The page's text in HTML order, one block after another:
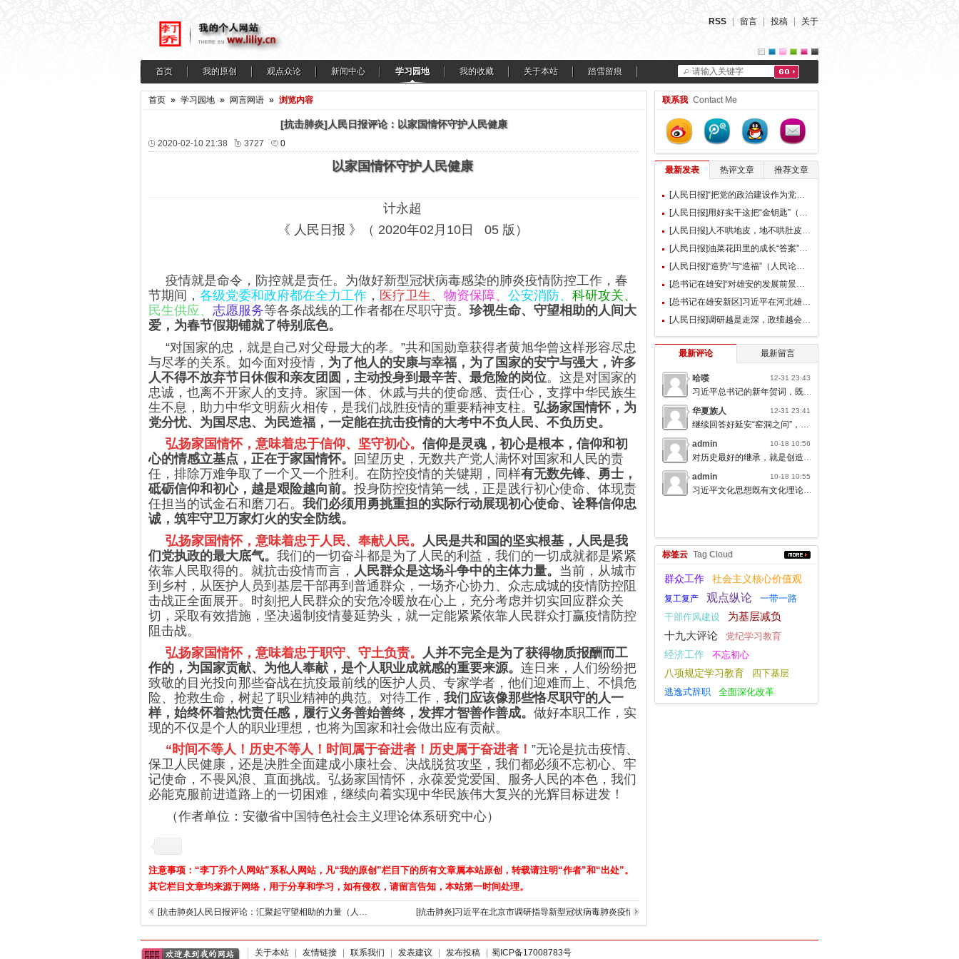
RSS 留言 投稿 关于
请输入关键字
首页 我的原创 观点众论 新闻中心 学习园地 我的收藏 关于本站 踏雪留痕
首页 » 学习园地 » 网言网语 » 浏览内容
[抗击肺炎]人民日报评论：以家国情怀守护人民健康
2020-02-10 21:38 3727 0
以家国情怀守护人民健康
计永超
《 人民日报 》（ 2020年02月10日 05 版）
疫情就是命令，防控就是责任。为做好新型冠状病毒感染的肺炎疫情防控工作，春
节期间， 各级党委和政府都在全力工作 ， 医疗卫生、 物资保障、 公安消防、 科研攻关、
民生供应、 志愿服务等各条战线的工作者都在尽职守责。 珍视生命、守望相助的人间大
爱，为春节假期铺就了特别底色。
“对国家的忠，就是自己对父母最大的孝。”共和国勋章获得者黄旭华曾这样形容尽忠
与尽孝的关系。如今面对疫情， 为了他人的安康与幸福，为了国家的安宁与强大，许多
人不得不放弃节日休假和亲友团圆，主动投身到最辛苦、最危险的岗位。这是对国家的
忠诚，也离不开家人的支持。家国一体、休戚与共的使命感、责任心，支撑中华民族生
生不息，助力中华文明薪火相传，是我们战胜疫情的重要精神支柱。 弘扬家国情怀，为
党分忧、为国尽忠、为民造福，一定能在抗击疫情的大考中不负人民、不负历史。
弘扬家国情怀，意味着忠于信仰、坚守初心。 信仰是灵魂，初心是根本，信仰和初
心的情感立基点，正在于家国情怀。
回望历史，无数共产党人满怀对国家和人民的责
任，排除万难争取了一个又一个胜利。在防控疫情的关键期，同样有无数先锋、勇士，
砥砺信仰和初心，越是艰险越向前。 投身防控疫情第一线，正是践行初心使命、体现责
任担当的试金石和磨刀石。 我们必须用勇挑重担的实际行动展现初心使命、诠释信仰忠
诚，筑牢守卫万家灯火的安全防线。
弘扬家国情怀，意味着忠于人民、奉献人民。
人民是共和国的坚实根基，人民是我
们党执政的最大底气。 我们的一切奋斗都是为了人民的利益，我们的一切成就都是紧紧
依靠人民取得的。就抗击疫情而言， 人民群众是这场斗争中的主体力量。 当前，从城市
到乡村，从医护人员到基层干部再到普通群众，一场齐心协力、众志成城的疫情防控阻
击战正全面展开。时刻把人民群众的安危冷暖放在心上，充分考虑并切实回应群众关
切，采取有效措施，坚决遏制疫情蔓延势头，就一定能紧紧依靠人民群众打赢疫情防控
阻击战。
弘扬家国情怀，意味着忠于职守、守土负责。
人并不完全是为了获得物质报酬而工
作的，为国家贡献、为他人奉献，是个人职业成就感的重要来源。 连日来，人们纷纷把
致敬的目光投向那些奋战在抗疫最前线的医护人员、专家学者，他们迎难而上、不惧危
险、抢救生命，树起了职业精神的典范。对待工作， 我们应该像那些恪尽职守的人一
样，始终怀着热忱责任感，履行义务善始善终，发挥才智善作善成。 做好本职工作，实
现的不仅是个人的职业理想，也将为国家和社会做出应有贡献。
“时间不等人！历史不等人！时间属于奋进者！历史属于奋进者！ ”无论是抗击疫情、
保卫人民健康，还是决胜全面建成小康社会、决战脱贫攻坚，我们都必须不忘初心、牢
记使命，不畏风浪、直面挑战。弘扬家国情怀，永葆爱党爱国、服务人民的本色，我们
必能克服前进道路上的一切困难，继续向着实现中华民族伟大复兴的光辉目标进发！
（作者单位：安徽省中国特色社会主义理论体系研究中心）
注意事项：“李丁乔个人网站”系私人网站，凡“我的原创”栏目下的所有文章属本站原创，转载请注明“作者”和“出处”。
其它栏目文章均来源于网络，用于分享和学习，如有侵权，请留言告知，本站第一时间处理。
[抗击肺炎]人民日报评论：汇聚起守望相助的力量（人民时评） [抗击肺炎]习近平在北京市调研指导新型冠状病毒肺炎疫情防控工作时强调 以更坚定的信心更顽强的意志更果断的措施 坚决打赢疫情防控的人民
联系我 Contact Me
最新发表 热评文章 推荐文章
最新评论 最新留言
哈喽 12-31 23:43
习近平总书记的新年贺词，既充满温度，又饱含深情，太催人奋进了。
华夏族人
12-31 23:41
继续回答好延安“窑洞之问”，书写无愧于人民的时代答卷。
admin
10-18 10:56
对历史最好的继承，就是创造新的历史；对人类文明最大的礼敬，就是创造人类文明新形态。
admin
10-18 10:55
习近平文化思想既有文化理论观点上的创新和突破，又有文化工作布局上的部署要求，标志着我们党对中国特色社会主义文化建设规律的认识达到了新高度，表明我们党的历史自信、文化自信达到了新高度。
标签云 Tag Cloud
群众工作 社会主义核心价值观
复工复产 观点纵论
一带一路
干部作风建设
为基层减负
十九大评论
党纪学习教育
经济工作
不忘初心
八项规定学习教育
四下基层
逃逸式辞职
全面深化改革
关于本站 友情链接 联系我们 发表建议 发布投稿 蜀ICP备17008783号